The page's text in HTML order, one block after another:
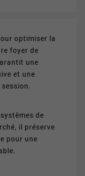
optimiser la
foyer de
une
et une
de
il préserve
pour une